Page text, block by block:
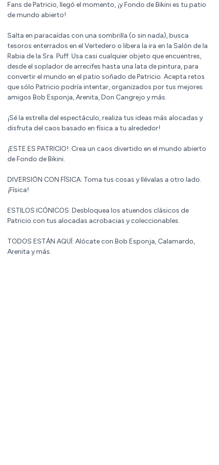
Fans de Patricio, llegó el momento, ¡y Fondo de Bikini es tu patio
de mundo abierto!
Salta en paracaídas con una sombrilla (o sin nada), busca
tesoros enterrados en el Vertedero o libera la ira en la Salón de la
Rabia de la Sra. Puff. Usa casi cualquier objeto que encuentres,
desde el soplador de arrecifes hasta una lata de pintura, para
convertir el mundo en el patio soñado de Patricio. Acepta retos
que sólo Patricio podría intentar, organizados por tus mejores
amigos Bob Esponja, Arenita, Don Cangrejo y más.
¡Sé la estrella del espectáculo, realiza tus ideas más alocadas y
disfruta del caos basado en física a tu alrededor!
¡ESTE ES PATRICIO!: Crea un caos divertido en el mundo abierto
de Fondo de Bikini.
DIVERSIÓN CON FÍSICA: Toma tus cosas y llévalas a otro lado.
¡Física!
ESTILOS ICÓNICOS: Desbloquea los atuendos clásicos de
Patricio con tus alocadas acrobacias y coleccionables.
TODOS ESTÁN AQUÍ: Alócate con Bob Esponja, Calamardo,
Arenita y más.